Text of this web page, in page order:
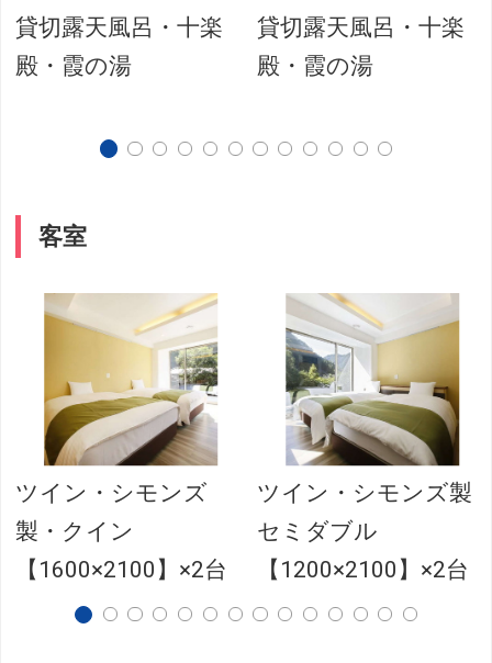
貸切露天風呂・十楽
殿・霞の湯
貸切露天風呂・十楽
殿・霞の湯
客室
ツイン・シモンズ
製・クイン
【1600×2100】×2台
ツイン・シモンズ製
セミダブル
【1200×2100】×2台